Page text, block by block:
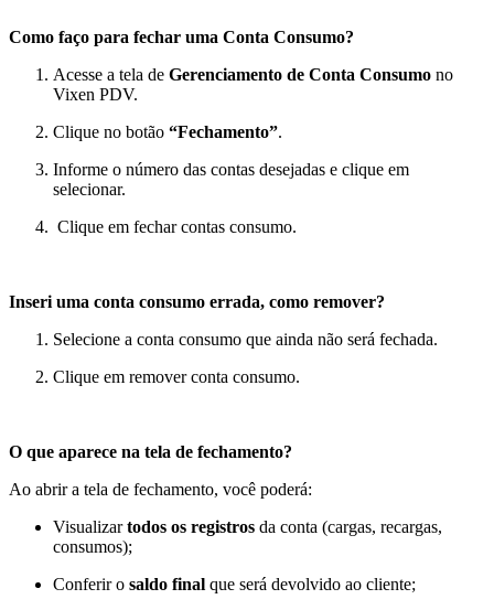
Como faço para fechar uma Conta Consumo?
Acesse a tela de Gerenciamento de Conta Consumo no
Vixen PDV.
Clique no botão “Fechamento”.
Informe o número das contas desejadas e clique em
selecionar.
Clique em fechar contas consumo.
Inseri uma conta consumo errada, como remover?
Selecione a conta consumo que ainda não será fechada.
Clique em remover conta consumo.
O que aparece na tela de fechamento?
Ao abrir a tela de fechamento, você poderá:
Visualizartodos os registros da conta (cargas, recargas,
consumos);
Conferir o saldo final que será devolvido ao cliente;